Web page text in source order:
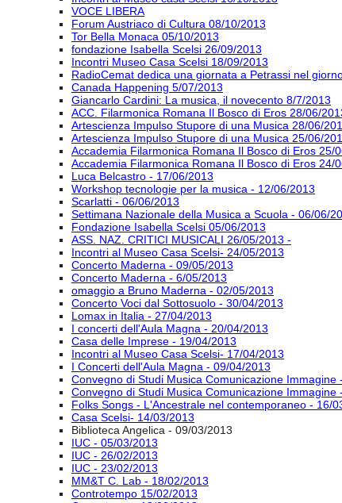
VOCE LIBERA
Forum Austriaco di Cultura 08/10/2013
Tor Bella Monaca 05/10/2013
fondazione Isabella Scelsi 26/09/2013
Incontri Museo Casa Scelsi 18/09/2013
RadioCemat dedica una giornata a Petrassi nel
Canada Happening 5/07/2013
Giancarlo Cardini: La musica, il novecento 8/7/2013
ACC. Filarmonica Romana Il Bosco di Eros 28/06/
Artescienza Impulso Stupore di una Musica 28/06/
Artescienza Impulso Stupore di una Musica 25/06/
Accademia Filarmonica Romana Il Bosco di Eros 25/
Accademia Filarmonica Romana Il Bosco di Eros 24/
Luca Belcastro - 17/06/2013
Workshop tecnologie per la musica - 12/06/2013
Scarlatti - 06/06/2013
Settimana Nazionale della Musica a Scuola - 06/06/
Fondazione Isabella Scelsi 05/06/2013
ASS. NAZ. CRITICI MUSICALI 26/05/2013 -
Incontri al Museo Casa Scelsi- 24/05/2013
Concerto Maderna - 09/05/2013
Concerto Maderna - 6/05/2013
omaggio a Bruno Maderna - 02/05/2013
Concerto Voci dal Sottosuolo - 30/04/2013
Lomax in Italia - 27/04/2013
I concerti dell'Aula Magna - 20/04/2013
Casa delle Imprese - 19/04/2013
Incontri al Museo Casa Scelsi- 17/04/2013
I Concerti dell'Aula Magna - 09/04/2013
Convegno di Studi Musica Comunicazione Immagine
Convegno di Studi Musica Comunicazione Immagine
Folks Songs - L'Ancestrale nel contemporaneo - 16/
Casa Scelsi- 14/03/2013
Biblioteca Angelica - 09/03/2013
IUC - 05/03/2013
IUC - 26/02/2013
IUC - 23/02/2013
MM&T C. Lab - 18/02/2013
Controtempo 15/02/2013